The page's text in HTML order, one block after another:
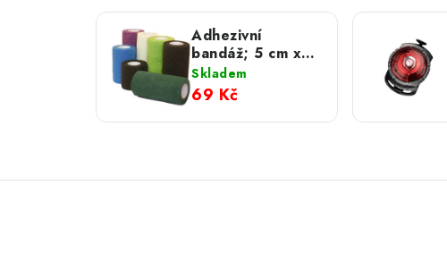
Adhezivní
bandáž; 5 cm x
4,5 m
Skladem
69 Kč